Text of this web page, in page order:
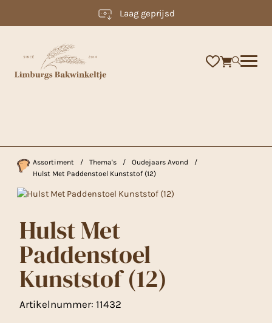
Laag geprijsd
Assortiment / Thema's / Oudejaars Avond
/
Hulst Met Paddenstoel Kunststof (12)
Hulst Met
Paddenstoel
Kunststof (12)
Artikelnummer: 11432